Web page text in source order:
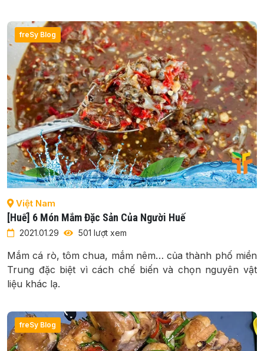
freSy Blog
Việt Nam
[Huế] 6 Món Mắm Đặc Sản Của Người Huế
2021.01.29 501 lượt xem
Mắm cá rò, tôm chua, mắm nêm… của thành phố miền
Trung đặc biệt vì cách chế biến và chọn nguyên vật
liệu khác lạ.
freSy Blog